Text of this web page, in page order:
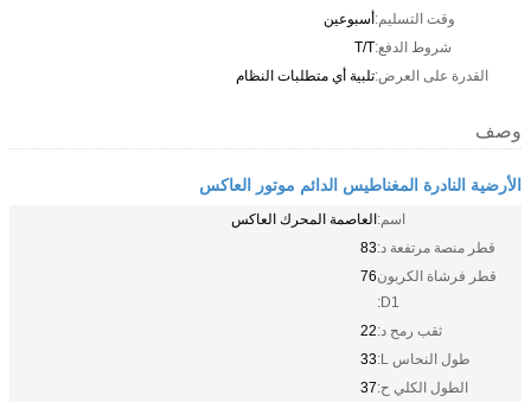
وقت التسليم:أسبوعين
شروط الدفع:T/T
القدرة على العرض:تلبية أي متطلبات النظام
وصف
الأرضية النادرة المغناطيس الدائم موتور العاكس
اسم:العاصمة المحرك العاكس
قطر منصة مرتفعة د:83
قطر فرشاة الكربون
D1:
76
ثقب رمح د:22
طول النحاس L:
33
الطول الكلي ح:37